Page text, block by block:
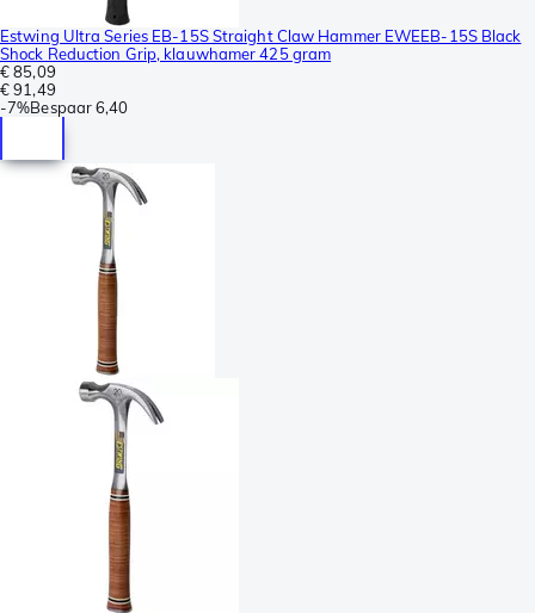
Estwing Ultra Series EB-15S Straight Claw Hammer EWEEB-15S Black
Shock Reduction Grip, klauwhamer 425 gram
€ 85,09
€ 91,49
-7%Bespaar6,40